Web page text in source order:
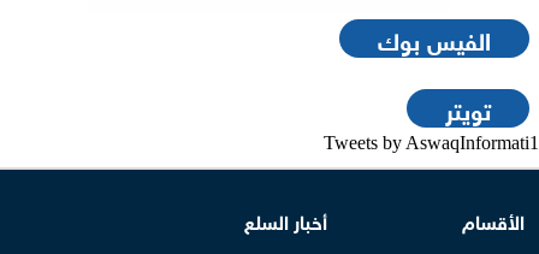
الفيس بوك
تويتر
Tweets by AswaqInformati1
الأقسام
أخبار السلع